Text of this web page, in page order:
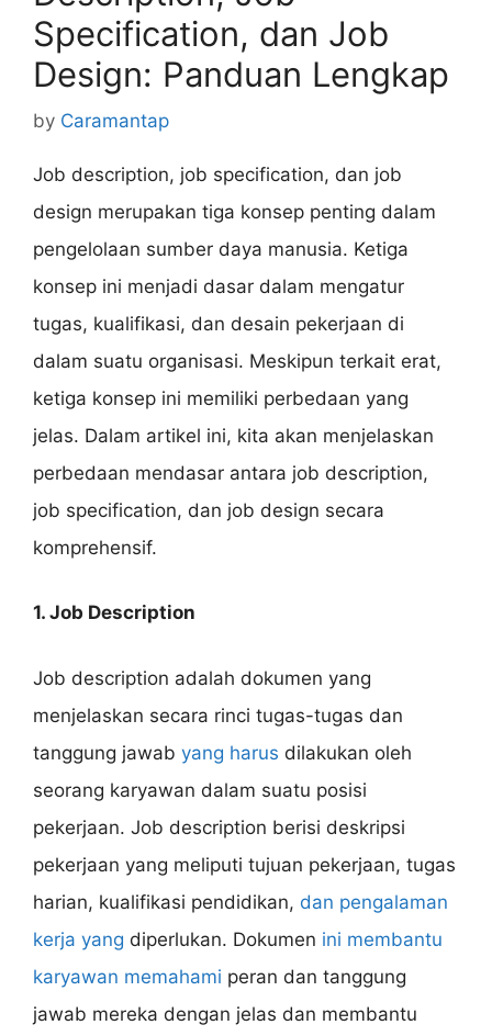
Specification, dan Job
Design: Panduan Lengkap
by Caramantap
Job description, job specification, dan job
design merupakan tiga konsep penting dalam
pengelolaan sumber daya manusia. Ketiga
konsep ini menjadi dasar dalam mengatur
tugas, kualifikasi, dan desain pekerjaan di
dalam suatu organisasi. Meskipun terkait erat,
ketiga konsep ini memiliki perbedaan yang
jelas. Dalam artikel ini, kita akan menjelaskan
perbedaan mendasar antara job description,
job specification, dan job design secara
komprehensif.
1. Job Description
Job description adalah dokumen yang
menjelaskan secara rinci tugas-tugas dan
tanggung jawab yang harus dilakukan oleh
seorang karyawan dalam suatu posisi
pekerjaan. Job description berisi deskripsi
pekerjaan yang meliputi tujuan pekerjaan, tugas
harian, kualifikasi pendidikan, dan pengalaman
kerja yang diperlukan. Dokumen ini membantu
karyawan memahami peran dan tanggung
jawab mereka dengan jelas dan membantu